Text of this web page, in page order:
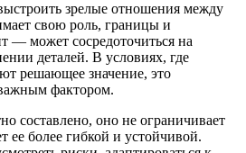
зрелые отношения между
свою роль, границы и
— может сосредоточиться на
деталей. В условиях, где
решающее значение, это
фактором.
составлено, оно не ограничивает
ее более гибкой и устойчивой.